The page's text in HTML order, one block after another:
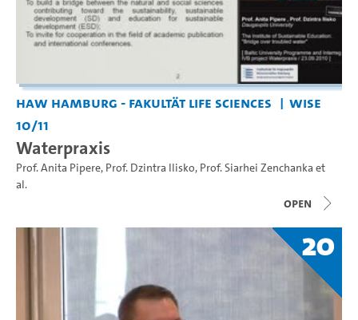
HAW Hamburg - Fakultät Life Sciences
WiSe
10/11
Waterpraxis
Prof. Anita Pipere, Prof. Dzintra Ilisko, Prof. Siarhei Zenchanka et
al.
open
20